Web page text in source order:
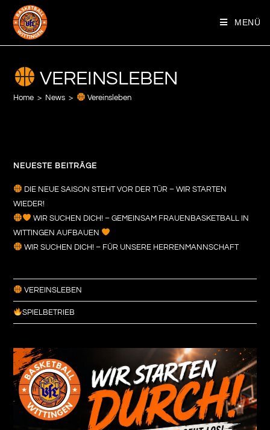
MENÜ
VEREINSLEBEN
Home > News > Vereinsleben
NEUESTE BEITRÄGE
DIE NEUE SAISON STEHT VOR DER TÜR – WIR STARTEN
WIEDER!
WIR SUCHEN DICH! – GEMEINSAM FRAUENBASKETBALL IN
WITTINGEN AUFBAUEN
WIR SUCHEN DICH! – FÜR UNSERE HERRENMANNSCHAFT
VEREINSLEBEN
SPIELBETRIEB